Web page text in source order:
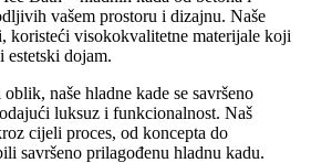
vašem prostoru i dizajnu. Naše
koristeći visokokvalitetne materijale koji
estetski dojam.
naše hladne kade se savršeno
luksuz i funkcionalnost. Naš
cijeli proces, od koncepta do
savršeno prilagođenu hladnu kadu.